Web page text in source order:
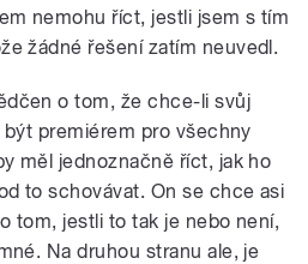
nemohu říct, jestli jsem s tím
žádné řešení zatím neuvedl.
o tom, že chce-li svůj
premiérem pro všechny
měl jednoznačně říct, jak ho
to schovávat. On se chce asi
tom, jestli to tak je nebo není,
Na druhou stranu ale, je